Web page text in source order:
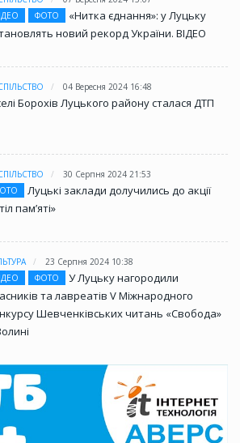
ФОТО
«Нитка єднання»: у Луцьку
новий рекорд України. ВІДЕО
04 Вересня 2024 16:48
Борохів Луцького району сталася ДТП
30 Серпня 2024 21:53
Луцькі заклади долучились до акції
памʼяті»
23 Серпня 2024 10:38
ФОТО
У Луцьку нагородили
та лавреатів V Міжнародного
Шевченківських читань «Свобода»